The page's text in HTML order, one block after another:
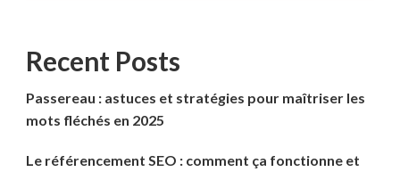
Recent Posts
Passereau : astuces et stratégies pour maîtriser les
mots fléchés en 2025
Le référencement SEO : comment ça fonctionne et